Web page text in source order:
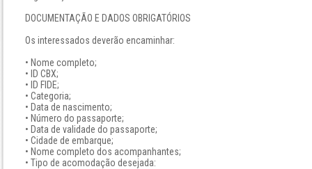
DOCUMENTAÇÃO E DADOS OBRIGATÓRIOS
Os interessados deverão encaminhar:
• Nome completo;
• ID CBX;
• ID FIDE;
• Categoria;
• Data de nascimento;
• Número do passaporte;
• Data de validade do passaporte;
• Cidade de embarque;
• Nome completo dos acompanhantes;
• Tipo de acomodação desejada: